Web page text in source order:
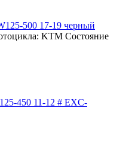
500 17-19 черный
KTM Состояние